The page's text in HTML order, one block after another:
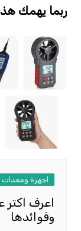
ربما يهمك
اجهزة ومعدات
اعرف
وفوائدها